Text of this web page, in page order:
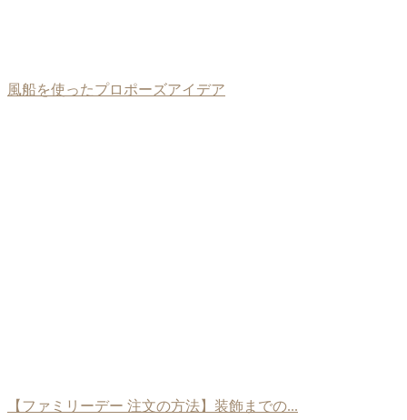
風船を使ったプロポーズアイデア
【ファミリーデー 注文の方法】装飾までの...